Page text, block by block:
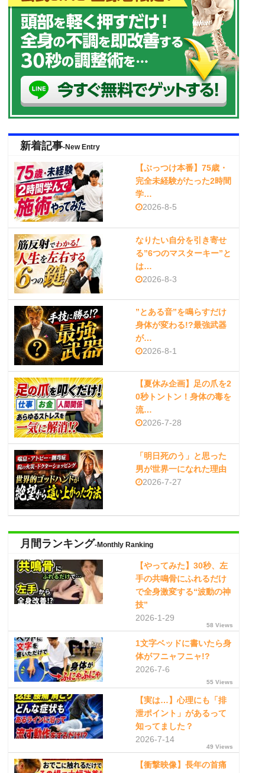
新着記事-New Entry
【ぶっつけ本番】75歳・
完全未経験がたった2時間
学…
2026-8-5
なりたい自分を引き寄せ
る”6つのマスターキー”と
は…
2026-8-3
”とある音”を鳴らすだけ
身体が変わる!?最強武器
が…
2026-8-1
【夏休み企画】足の爪を2
0秒トントン！身体の毒を
流…
2026-7-28
「明日死のう」と思った
男が世界一になれた理由
2026-7-27
月間ランキング-Monthly Ranking
【やってみた】30秒、左
手の共鳴骨にふれるだけ
で全身激変する“波動の神
技”
2026-1-29
58 Views
1文字ベッドに書いたら身
体がフニャフニャ!?
2026-7-6
55 Views
【実は…】心理にも「排
泄ポイント」があるって
知ってました？
2026-7-14
49 Views
【衝撃映像】長年の首痛